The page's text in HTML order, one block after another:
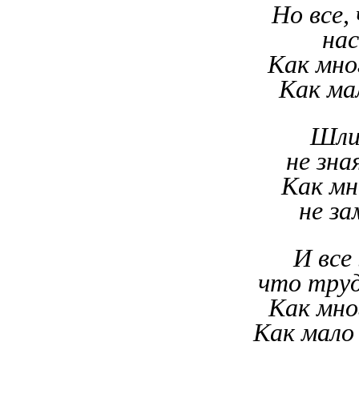
Но все,
Как
Как
не
Как
не
И
что
Как
Как мало